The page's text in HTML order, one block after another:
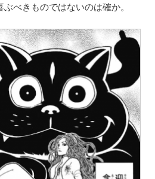
べきものではないのは確か。